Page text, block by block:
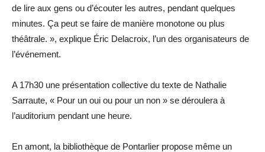
de lire aux gens ou d’écouter les autres, pendant quelques
minutes. Ça peut se faire de manière monotone ou plus
théâtrale. », explique Éric Delacroix, l’un des organisateurs de
l’événement.
A 17h30 une présentation collective du texte de Nathalie
Sarraute, « Pour un oui ou pour un non » se déroulera à
l’auditorium pendant une heure.
En amont, la bibliothèque de Pontarlier propose même un